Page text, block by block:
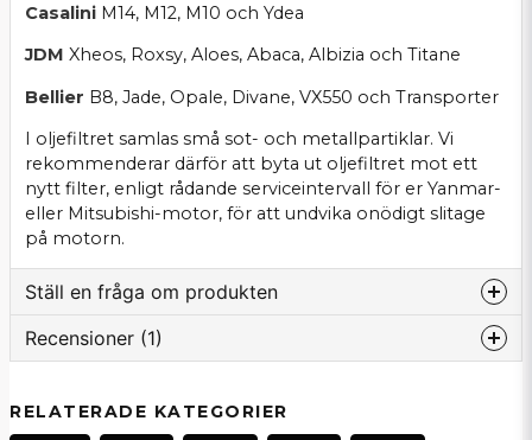
Casalini M14, M12, M10 och Ydea
JDM Xheos, Roxsy, Aloes, Abaca, Albizia och Titane
Bellier B8, Jade, Opale, Divane, VX550 och Transporter
I oljefiltret samlas små sot- och metallpartiklar. Vi
rekommenderar därför att byta ut oljefiltret mot ett
nytt filter, enligt rådande serviceintervall för er Yanmar-
eller Mitsubishi-motor, för att undvika onödigt slitage
på motorn.
Ställ en fråga om produkten
question
Recensioner (1)
Stig
RELATERADE KATEGORIER